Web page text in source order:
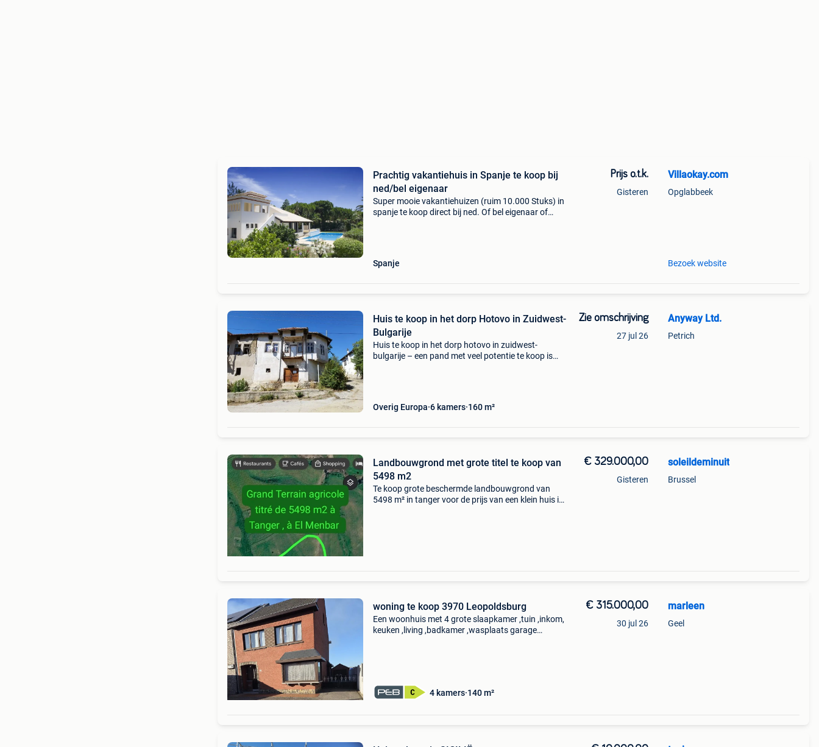
Prachtig vakantiehuis in Spanje te koop bij
ned/bel eigenaar
Super mooie vakantiehuizen (ruim 10.000 Stuks) in
spanje te koop direct bij ned. Of bel eigenaar of
Spanje
Prijs o.t.k.
Gisteren
Villaokay.com
Opglabbeek
Bezoek website
Huis te koop in het dorp Hotovo in Zuidwest-
Bulgarije
Huis te koop in het dorp hotovo in zuidwest-
bulgarije – een pand met veel potentie te koop is
Overig Europa 6 kamers 160 m²
Zie omschrijving
27 jul 26
Anyway Ltd.
Petrich
Landbouwgrond met grote titel te koop van
5498 m2
Te koop grote beschermde landbouwgrond van
5498 m² in tanger voor de prijs van een klein huis in
€ 329.000,00
Gisteren
soleildeminuit
Brussel
woning te koop 3970 Leopoldsburg
Een woonhuis met 4 grote slaapkamer ,tuin ,inkom,
keuken ,living ,badkamer ,wasplaats garage
4 kamers 140 m²
€ 315.000,00
30 jul 26
marleen
Geel